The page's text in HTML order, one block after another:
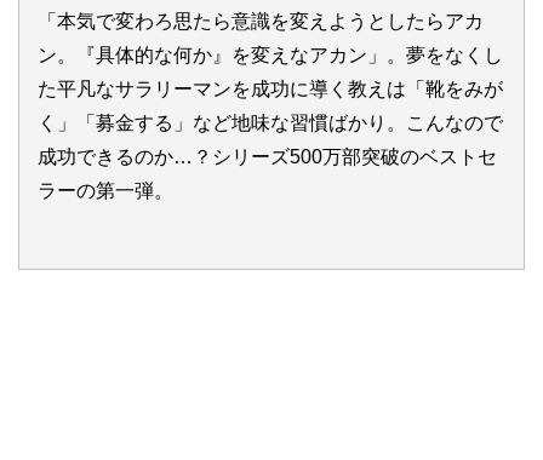
「本気で変わろ思たら意識を変えようとしたらアカ
ン。『具体的な何か』を変えなアカン」。夢をなくし
た平凡なサラリーマンを成功に導く教えは「靴をみが
く」「募金する」など地味な習慣ばかり。こんなので
成功できるのか…？シリーズ500万部突破のベストセ
ラーの第一弾。